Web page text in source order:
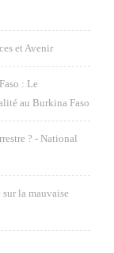
et Avenir
: Le
au Burkina Faso
? - National
la mauvaise